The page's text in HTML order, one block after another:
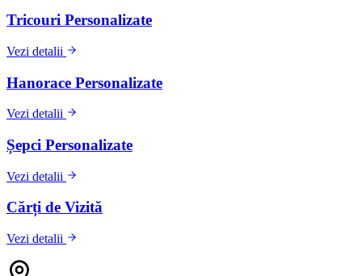
Tricouri Personalizate
Vezi detalii
Hanorace Personalizate
Vezi detalii
Șepci Personalizate
Vezi detalii
Cărți de Vizită
Vezi detalii